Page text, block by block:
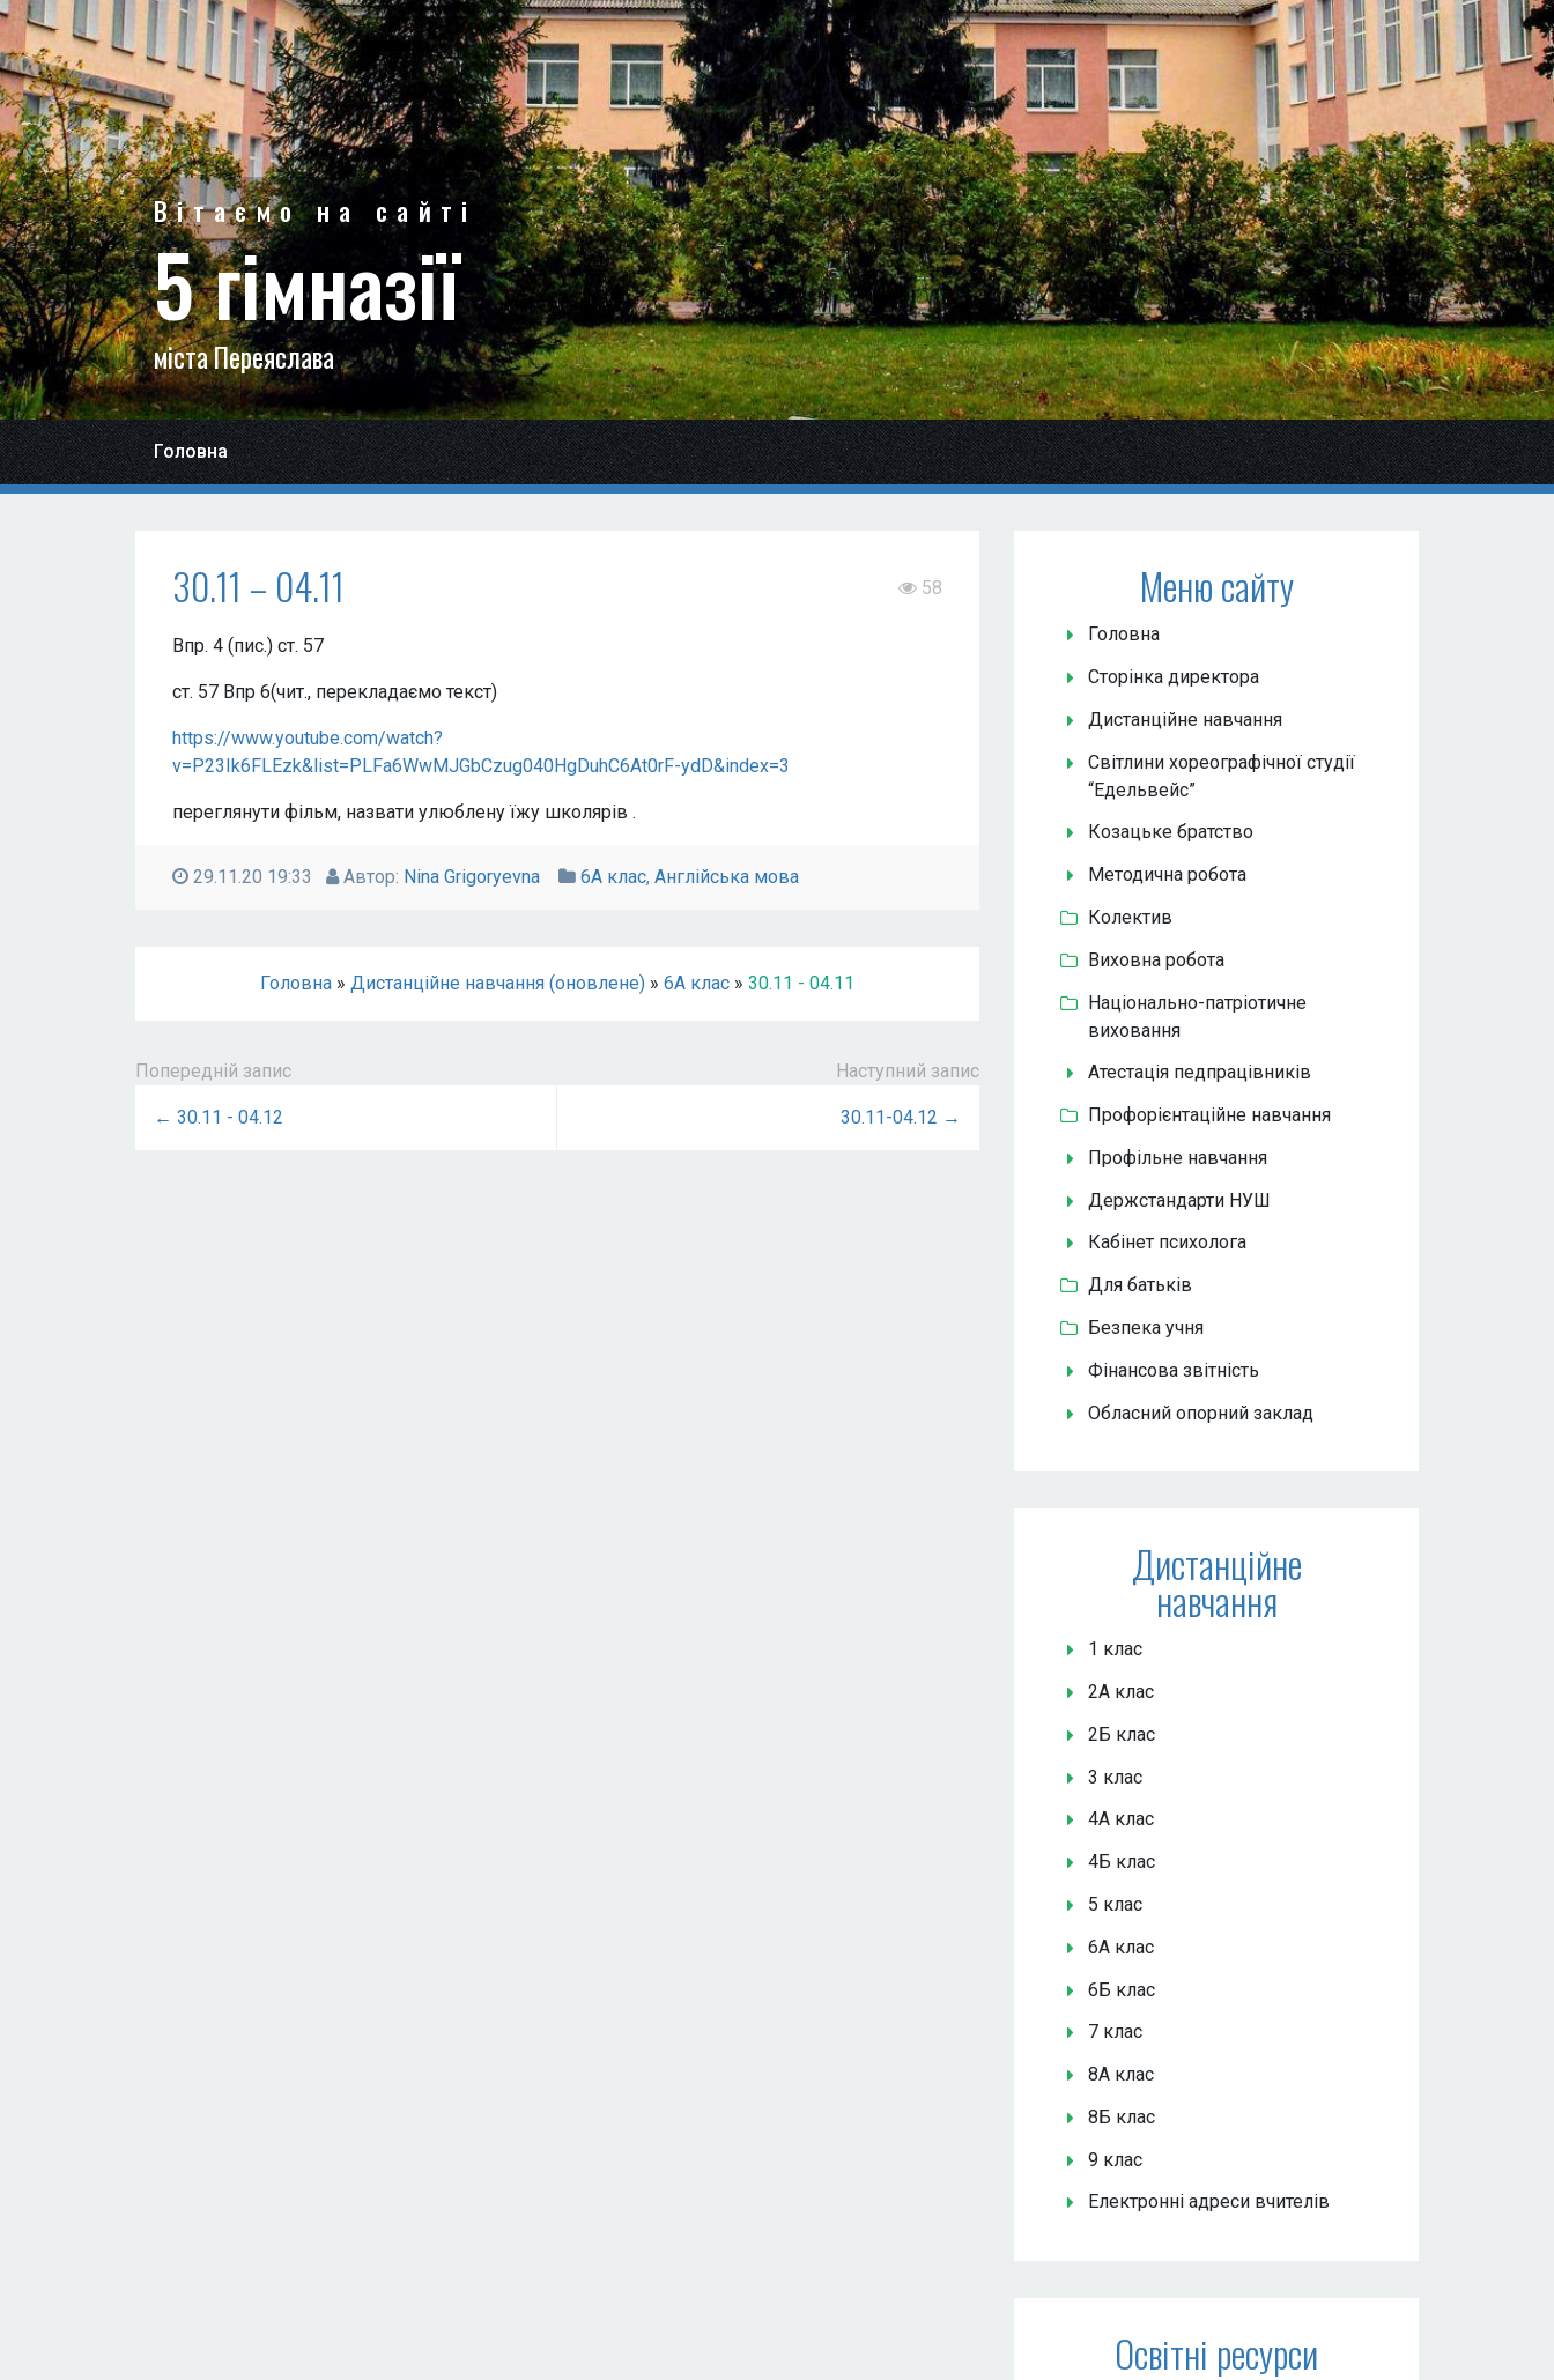
Вітаємо на сайті
5 гімназії
міста Переяслава
Головна
30.11 – 04.11 58
Впр. 4 (пис.) ст. 57
ст. 57 Впр 6(чит., перекладаємо текст)
https://www.youtube.com/watch?
v=P23Ik6FLEzk&list=PLFa6WwMJGbCzug040HgDuhC6At0rF-ydD&index=3
переглянути фільм, назвати улюблену їжу школярів .
29.11.20 19:33 Автор: Nina Grigoryevna 6А клас, Англійська мова
Головна » Дистанційне навчання (оновлене) » 6А клас » 30.11 - 04.11
Попередній запис Наступний запис
← 30.11 - 04.12 30.11-04.12 →
Меню сайту
Головна
Сторінка директора
Дистанційне навчання
Світлини хореографічної студії
“Едельвейс”
Козацьке братство
Методична робота
Колектив
Виховна робота
Національно-патріотичне
виховання
Атестація педпрацівників
Профорієнтаційне навчання
Профільне навчання
Держстандарти НУШ
Кабінет психолога
Для батьків
Безпека учня
Фінансова звітність
Обласний опорний заклад
Дистанційне
навчання
1 клас
2А клас
2Б клас
3 клас
4А клас
4Б клас
5 клас
6А клас
6Б клас
7 клас
8А клас
8Б клас
9 клас
Електронні адреси вчителів
Освітні ресурси